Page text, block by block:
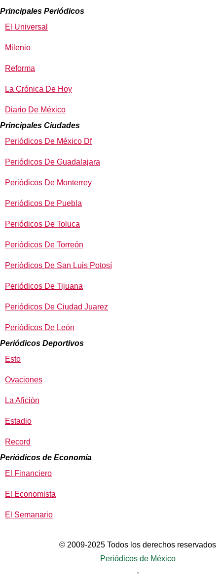
Principales Periódicos
El Universal
Milenio
Reforma
La Crónica De Hoy
Diario De México
Principales Ciudades
Periódicos De México Df
Periódicos De Guadalajara
Periódicos De Monterrey
Periódicos De Puebla
Periódicos De Toluca
Periódicos De Torreón
Periódicos De San Luis Potosí
Periódicos De Tijuana
Periódicos De Ciudad Juarez
Periódicos De León
Periódicos Deportivos
Esto
Ovaciones
La Afición
Estadio
Record
Periódicos de Economía
El Financiero
El Economista
El Semanario
© 2009-2025 Todos los derechos reservados
Periódicos de México
-